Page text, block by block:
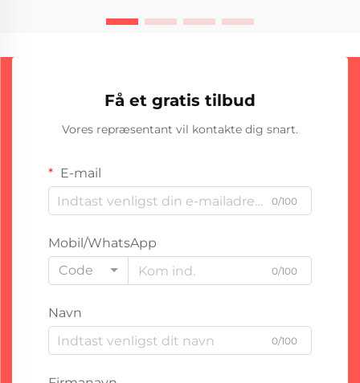
Få et gratis tilbud
Vores repræsentant vil kontakte dig snart.
E-mail
0/100
Mobil/WhatsApp
Code
0/100
Navn
0/100